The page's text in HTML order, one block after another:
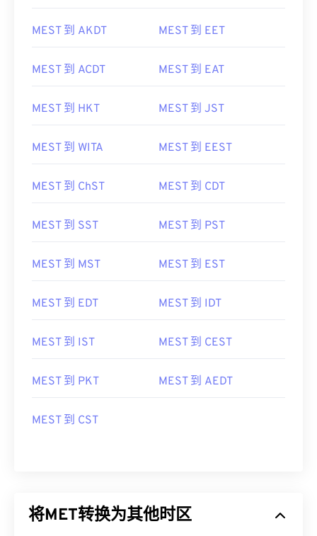
MEST 到 AKDT MEST 到 EET
MEST 到 ACDT MEST 到 EAT
MEST 到 HKT MEST 到 JST
MEST 到 WITA MEST 到 EEST
MEST 到 ChST MEST 到 CDT
MEST 到 SST MEST 到 PST
MEST 到 MST MEST 到 EST
MEST 到 EDT MEST 到 IDT
MEST 到 IST MEST 到 CEST
MEST 到 PKT MEST 到 AEDT
MEST 到 CST
将MET转换为其他时区